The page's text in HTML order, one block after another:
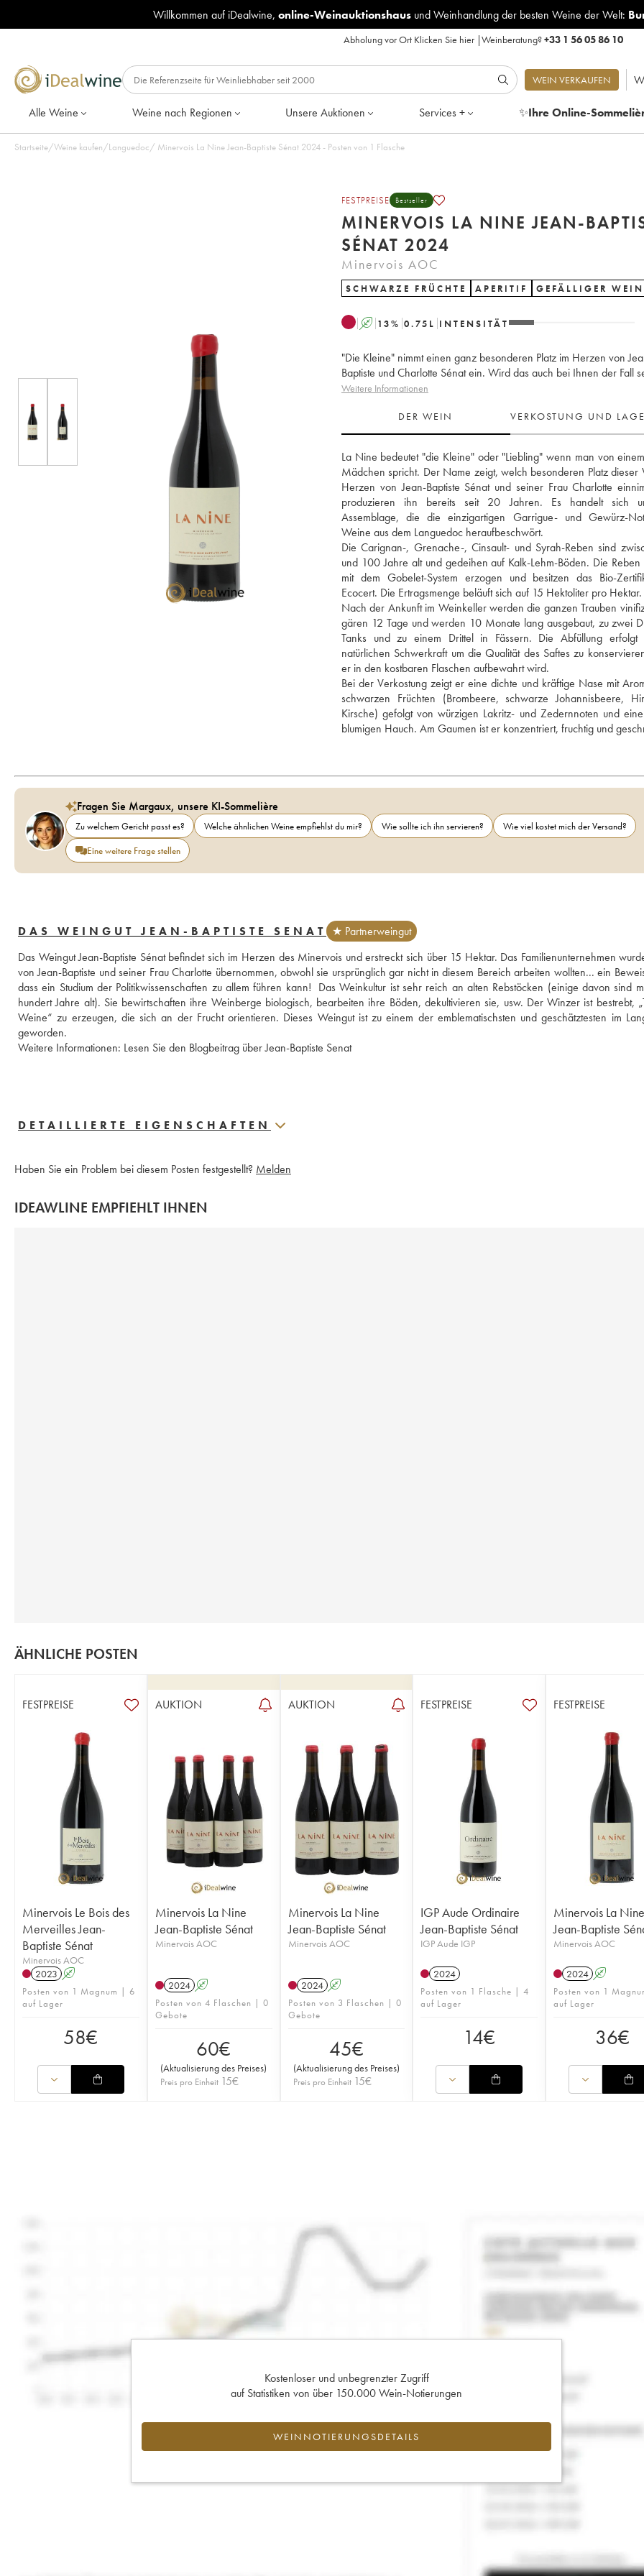
Willkommen auf iDealwine, online-Weinauktionshausund Weinhandlung der besten Weine der Welt:
Abholung vor Ort Klicken Sie hier|Weinberatung?+33 1 56 05 86 10
WEIN VERKAUFEN
Alle Weine Weine nach Regionen Unsere Auktionen Services + ✨Ihre Online-
Startseite/Weine kaufen/Languedoc/ Minervois La Nine Jean-Baptiste Sénat 2024 - Posten von 1 Flasche
FESTPREISE Bestseller
MINERVOIS LA NINE JEAN-
SÉNAT 2024
Minervois AOC
SCHWARZE FRÜCHTE APERITIF GEFÄLLIGER WEIN
A 13% 0.75 L INTENSITÄT
"Die Kleine" nimmt einen ganz besonderen Platz im Herzen von
Baptiste und Charlotte Sénat ein. Wird das auch bei Ihnen der Fall
Weitere Informationen
DER WEIN VERKOSTUNG UND
La Nine bedeutet "die Kleine" oder "Liebling" wenn man von
Mädchen spricht. Der Name zeigt, welch besonderen Platz dieser
Herzen von Jean-Baptiste Sénat und seiner Frau Charlotte
produzieren ihn bereits seit 20 Jahren. Es handelt sich
Assemblage, die die einzigartigen Garrigue- und Gewürz-
Weine aus dem Languedoc heraufbeschwört.
Die Carignan-, Grenache-, Cinsault- und Syrah-Reben sind
und 100 Jahre alt und gedeihen auf Kalk-Lehm-Böden. Die
mit dem Gobelet-System erzogen und besitzen das Bio-
Ecocert. Die Ertragsmenge beläuft sich auf 15 Hektoliter pro Hektar.
Nach der Ankunft im Weinkeller werden die ganzen Trauben
gären 12 Tage und werden 10 Monate lang ausgebaut, zu zwei
Tanks und zu einem Drittel in Fässern. Die Abfüllung erfolgt
natürlichen Schwerkraft um die Qualität des Saftes zu
er in den kostbaren Flaschen aufbewahrt wird.
Bei der Verkostung zeigt er eine dichte und kräftige Nase mit
schwarzen Früchten (Brombeere, schwarze Johannisbeere,
Kirsche) gefolgt von würzigen Lakritz- und Zedernnoten und
blumigen Hauch. Am Gaumen ist er konzentriert, fruchtig und
Fragen Sie Margaux, unsere KI-Sommelière
Zu welchem Gericht passt es? Welche ähnlichen Weine empfiehlst du mir? Wie sollte ich ihn servieren?
Wie viel kostet mich der Versand?
Eine weitere Frage stellen
DAS WEINGUT JEAN-BAPTISTE SENAT
★ Partnerweingut
Das Weingut Jean-Baptiste Sénat befindet sich im Herzen des Minervois und erstreckt sich über 15 Hektar. Das Familienunternehmen
von Jean-Baptiste und seiner Frau Charlotte übernommen, obwohl sie ursprünglich gar nicht in diesem Bereich arbeiten wollten... ein
dass ein Studium der Politikwissenschaften zu allem führen kann!  Das Weinkultur ist sehr reich an alten Rebstöcken (einige davon sind
hundert Jahre alt). Sie bewirtschaften ihre Weinberge biologisch, bearbeiten ihre Böden, dekultivieren sie, usw. Der Winzer ist bestrebt,
Weine“ zu erzeugen, die sich an der Frucht orientieren. Dieses Weingut ist zu einem der emblematischsten und geschätztesten im
geworden.
Weitere Informationen: Lesen Sie den Blogbeitrag über Jean-Baptiste Senat
DETAILLIERTE EIGENSCHAFTEN
Haben Sie ein Problem bei diesem Posten festgestellt? Melden
IDEAWLINE EMPFIEHLT IHNEN
ÄHNLICHE POSTEN
FESTPREISE
Minervois Le Bois des
Merveilles Jean-
Baptiste Sénat
Minervois AOC
2023 A
Posten von 1 Magnum | 6
auf Lager
58€
AUKTION
Minervois La Nine
Jean-Baptiste Sénat
Minervois AOC
2024 A
Posten von 4 Flaschen | 0
Gebote
60€
(Aktualisierung des Preises)
Preis pro Einheit 15€
AUKTION
Minervois La Nine
Jean-Baptiste Sénat
Minervois AOC
2024 A
Posten von 3 Flaschen | 0
Gebote
45€
(Aktualisierung des Preises)
Preis pro Einheit 15€
FESTPREISE
IGP Aude Ordinaire
Jean-Baptiste Sénat
IGP Aude IGP
2024
Posten von 1 Flasche | 4
auf Lager
14€
FESTPREISE
Minervois La
Jean-Baptiste
Minervois AOC
2024 A
Posten von 1
auf Lager
36€
Kostenloser und unbegrenzter Zugriff
auf Statistiken von über 150.000 Wein-Notierungen
WEINNOTIERUNGSDETAILS